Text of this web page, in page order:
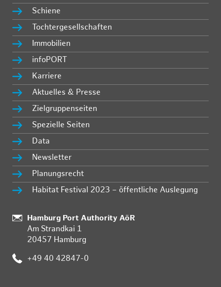
Schiene
Tochtergesellschaften
Immobilien
infoPORT
Karriere
Aktuelles & Presse
Zielgruppenseiten
Spezielle Seiten
Data
Newsletter
Planungsrecht
Habitat Festival 2023 – öffentliche Auslegung
:
Hamburg Port Authority AöR
Am Strandkai 1
20457 Hamburg
: +49 40 42847-0